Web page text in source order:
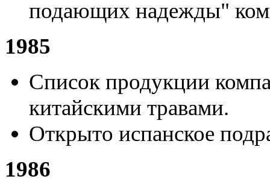
подающих надежды"
1985
Список продукции
китайскими травами.
Открыто испанское
1986